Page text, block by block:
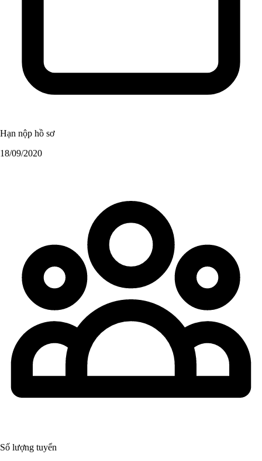
Hạn nộp hồ sơ
18/09/2020
Số lượng tuyển